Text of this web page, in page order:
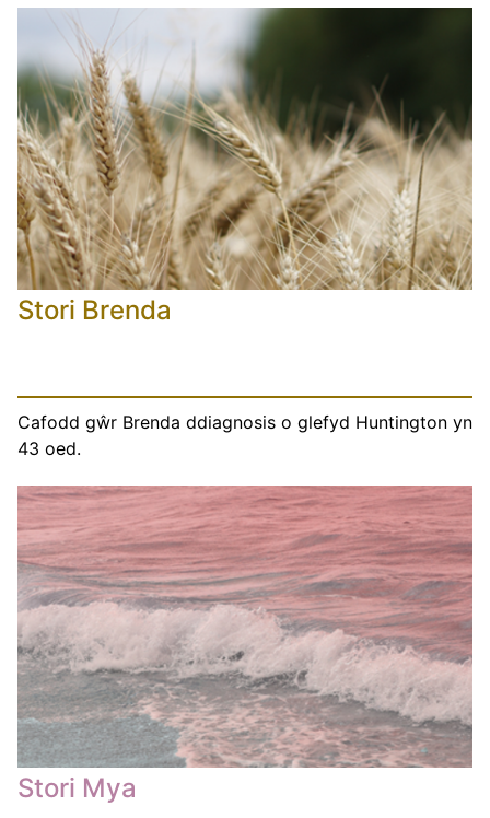
Stori Brenda
Cafodd gŵr Brenda ddiagnosis o glefyd Huntington yn
43 oed.
Stori Mya